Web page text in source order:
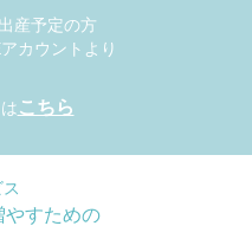
産予定の方
カウントより
こちら
やすための